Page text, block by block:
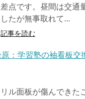
差点です。昼間は交通
したが無事取れて...
記事を読む
リル面板が傷んできた